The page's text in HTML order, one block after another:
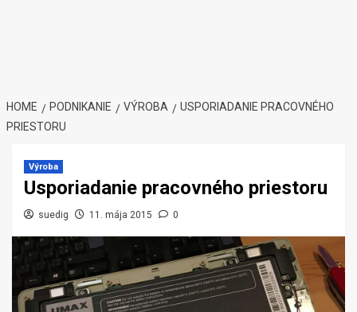
HOME PODNIKANIE VÝROBA
USPORIADANIE PRACOVNÉHO
PRIESTORU
Výroba
Usporiadanie pracovného priestoru
suedig 11. mája 2015 0